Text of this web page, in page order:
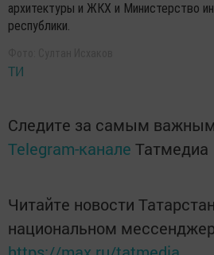
архитектуры и ЖКХ и Министерство
республики.
ТИ
Следите за самым
Telegram-канале Татмедиа
Читайте новости
национальном